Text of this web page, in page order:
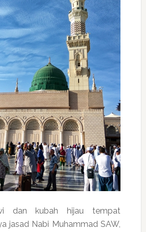
dan kubah hijau tempat
jasad Nabi Muhammad SAW,